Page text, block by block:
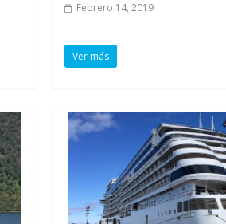
Febrero 14, 2019
Ver más